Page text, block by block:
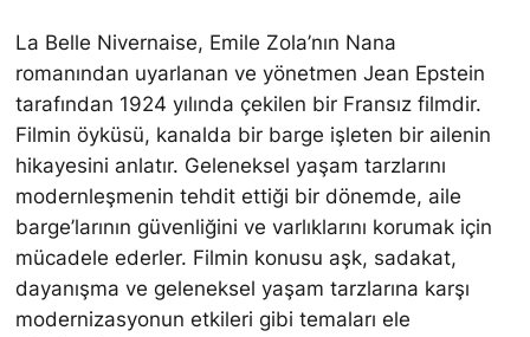
La Belle Nivernaise, Emile Zola’nın Nana
romanından uyarlanan ve yönetmen Jean Epstein
tarafından 1924 yılında çekilen bir Fransız filmdir.
Filmin öyküsü, kanalda bir barge işleten bir ailenin
hikayesini anlatır. Geleneksel yaşam tarzlarını
modernleşmenin tehdit ettiği bir dönemde, aile
barge’larının güvenliğini ve varlıklarını korumak için
mücadele ederler. Filmin konusu aşk, sadakat,
dayanışma ve geleneksel yaşam tarzlarına karşı
modernizasyonun etkileri gibi temaları ele